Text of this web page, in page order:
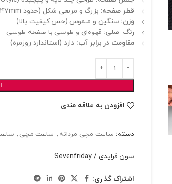
قطر صفحه: بزرگ و مربعی شکل (حدود ۴۷mm)
وزن: سنگین و ملموس (حس کیفیت بالا)
رنگ اصلی: قهوه‌ای و طوسی با صفحه طوسی
مقاومت در برابر آب: دارد (استاندارد روزمره)
افزودن به علاقه مندی
دسته: ساعت مچی مردانه , ساعت مچی ,
سون فرایدی / Sevenfriday
اشتراک گذاری: